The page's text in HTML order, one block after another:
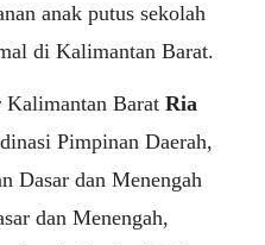
anak putus sekolah
di Kalimantan Barat.
Barat Ria
Pimpinan Daerah,
Dasar dan Menengah
dan Menengah,